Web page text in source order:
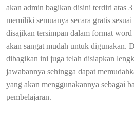
akan admin bagikan disini terdiri atas
memiliki semuanya secara gratis
disajikan tersimpan dalam format
akan sangat mudah untuk digunakan.
dibagikan ini juga telah disiapkan
jawabannya sehingga dapat
yang akan menggunakannya sebagai
pembelajaran.